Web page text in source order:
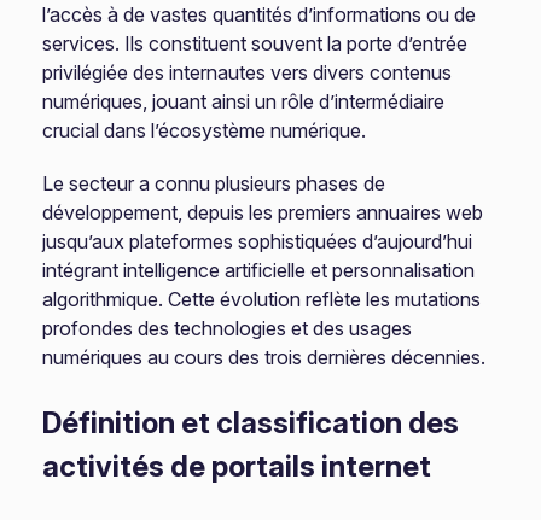
l’accès à de vastes quantités d’informations ou de
services. Ils constituent souvent la porte d’entrée
privilégiée des internautes vers divers contenus
numériques, jouant ainsi un rôle d’intermédiaire
crucial dans l’écosystème numérique.
Le secteur a connu plusieurs phases de
développement, depuis les premiers annuaires web
jusqu’aux plateformes sophistiquées d’aujourd’hui
intégrant intelligence artificielle et personnalisation
algorithmique. Cette évolution reflète les mutations
profondes des technologies et des usages
numériques au cours des trois dernières décennies.
Définition et classification des
activités de portails internet